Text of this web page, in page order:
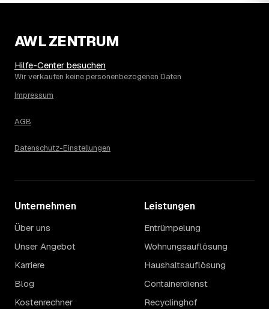
Etage ohne Aufzug oder viel Sperrmüll eher am oberen.
Betrag für Ihren Fall erfahren Sie erst nach einer kurzen,
AWL ZENTRUM
Hilfe-Center besuchen
Wir verkaufen keine personenbezogenen Daten
Impressum
AGB
Datenschutz-Einstellungen
Unternehmen
Über uns
Unser Angebot
Karriere
Blog
Kostenrechner
Leistungen
Entrümpelung
Wohnungsauflösung
Haushaltsauflösung
Containerdienst
Recyclinghof